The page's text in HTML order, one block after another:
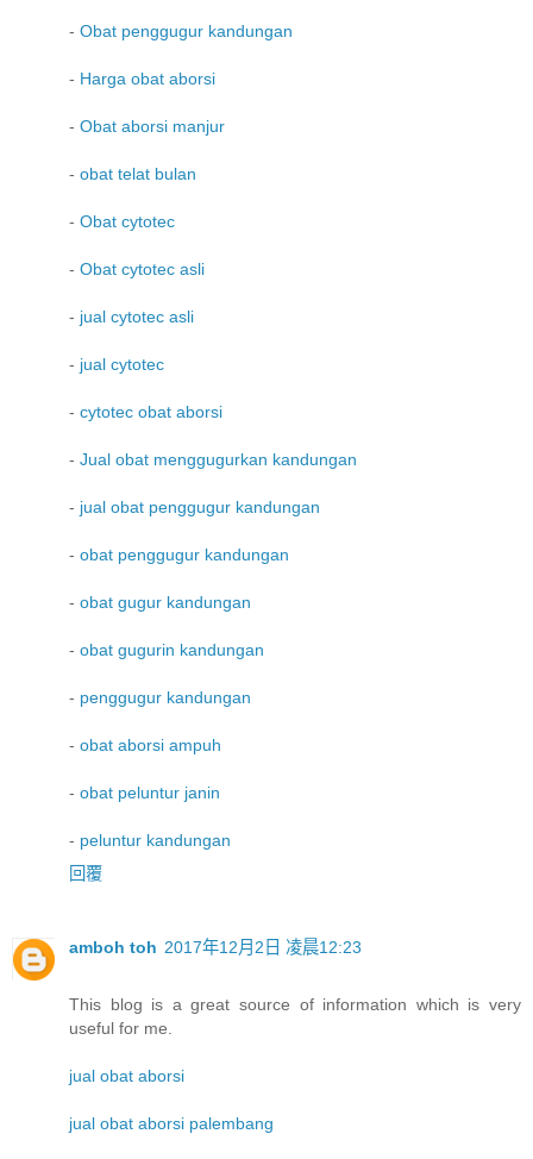
- Obat penggugur kandungan
- Harga obat aborsi
- Obat aborsi manjur
- obat telat bulan
- Obat cytotec
- Obat cytotec asli
- jual cytotec asli
- jual cytotec
- cytotec obat aborsi
- Jual obat menggugurkan kandungan
- jual obat penggugur kandungan
- obat penggugur kandungan
- obat gugur kandungan
- obat gugurin kandungan
- penggugur kandungan
- obat aborsi ampuh
- obat peluntur janin
- peluntur kandungan
回覆
amboh toh 2017年12月2日 凌晨12:23
This blog is a great source of information which is very
useful for me.
jual obat aborsi
jual obat aborsi palembang